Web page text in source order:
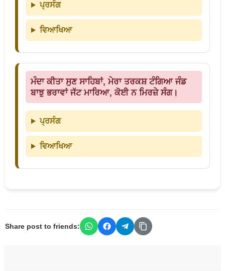
ਪ੍ਰਸੰਗ
ਵਿਆਖਿਆ
ਮੰਦਾ ਕੀਤਾ ਸੁਣ ਸਾਹਿਬਾਂ, ਮੇਰਾ ਤਰਕਸ਼ ਟੰਗਿਆ ਜੰਡ
ਬਾਝੁ ਭਰਾਵਾਂ ਜੱਟ ਮਾਰਿਆ, ਕੋਈ ਨ ਮਿਰਜ਼ੇ ਸੰਗ।
ਪ੍ਰਸੰਗ
ਵਿਆਖਿਆ
Share post to friends: